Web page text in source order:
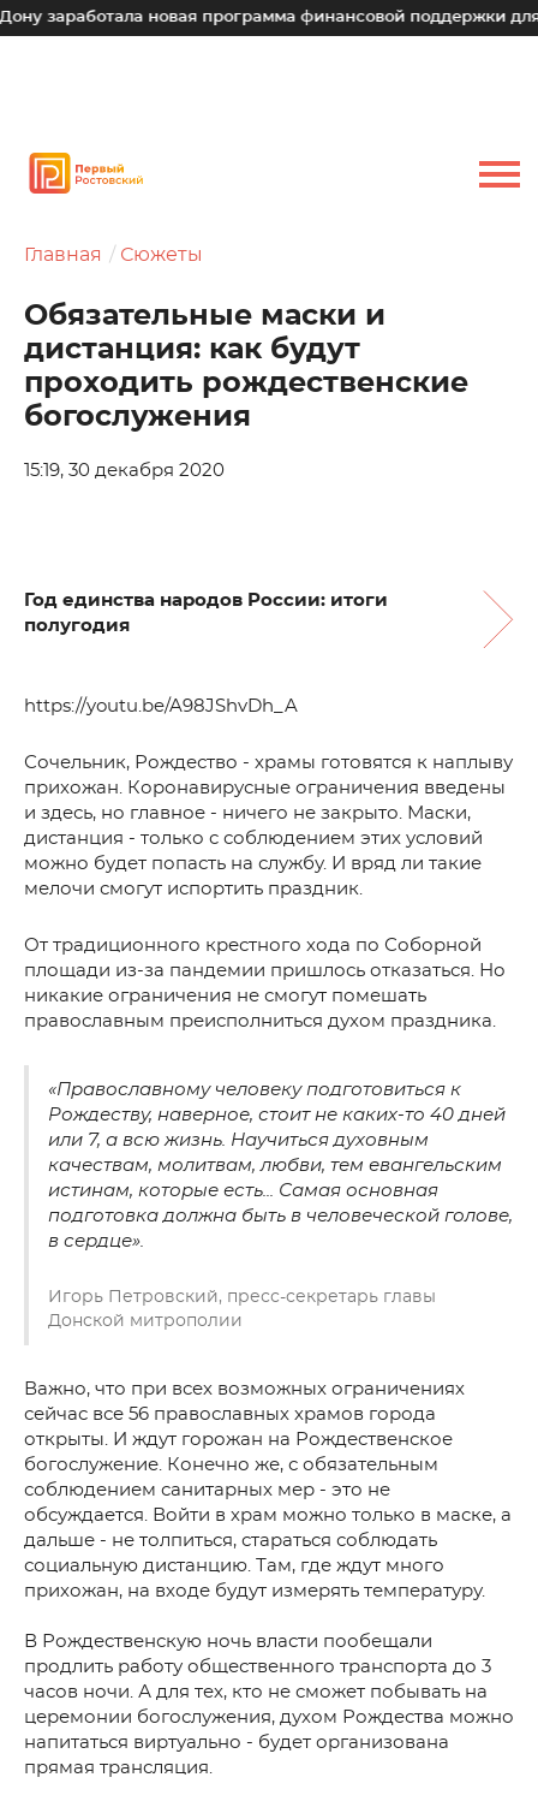
новая программа финансовой поддержки для малых
Главная Сюжеты
Обязательные маски и
дистанция: как будут
проходить рождественские
богослужения
15:19, 30 декабря 2020
Год единства народов России: итоги
полугодия
https://youtu.be/A98JShvDh_A
Сочельник, Рождество - храмы готовятся к наплыву
прихожан. Коронавирусные ограничения введены
и здесь, но главное - ничего не закрыто. Маски,
дистанция - только с соблюдением этих условий
можно будет попасть на службу. И вряд ли такие
мелочи смогут испортить праздник.
От традиционного крестного хода по Соборной
площади из-за пандемии пришлось отказаться. Но
никакие ограничения не смогут помешать
православным преисполниться духом праздника.
«Православному человеку подготовиться к
Рождеству, наверное, стоит не каких-то 40 дней
или 7, а всю жизнь. Научиться духовным
качествам, молитвам, любви, тем евангельским
истинам, которые есть... Самая основная
подготовка должна быть в человеческой голове,
в сердце».
Игорь Петровский, пресс-секретарь главы
Донской митрополии
Важно, что при всех возможных ограничениях
сейчас все 56 православных храмов города
открыты. И ждут горожан на Рождественское
богослужение. Конечно же, с обязательным
соблюдением санитарных мер - это не
обсуждается. Войти в храм можно только в маске, а
дальше - не толпиться, стараться соблюдать
социальную дистанцию. Там, где ждут много
прихожан, на входе будут измерять температуру.
В Рождественскую ночь власти пообещали
продлить работу общественного транспорта до 3
часов ночи. А для тех, кто не сможет побывать на
церемонии богослужения, духом Рождества можно
напитаться виртуально - будет организована
прямая трансляция.